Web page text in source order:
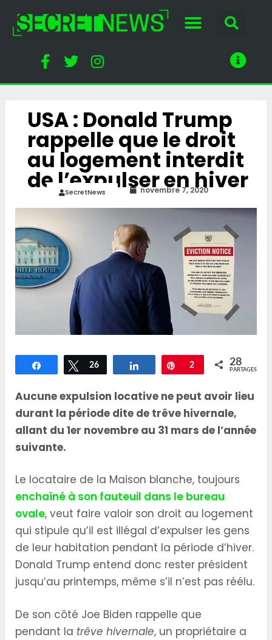
USA : Donald Trump
rappelle que le droit
au logement interdit
de l’expulser en hiver
SecretNews novembre 7, 2020
Partagez Tweetez
26 Partagez Épingle
2 28
PARTAGES
Aucune expulsion locative ne peut avoir lieu
durant la période dite de trêve hivernale,
allant du 1er novembre au 31 mars de l’année
suivante.
Le locataire de la Maison blanche, toujours
enchaîné à son fauteuil dans le bureau
ovale, veut faire valoir son droit au logement
qui stipule qu’il est illégal d’expulser les gens
de leur habitation pendant la période d’hiver.
Donald Trump entend donc rester président
jusqu’au printemps, même s’il n’est pas réélu.
De son côté Joe Biden rappelle que
pendant la trêve hivernale, un propriétaire a